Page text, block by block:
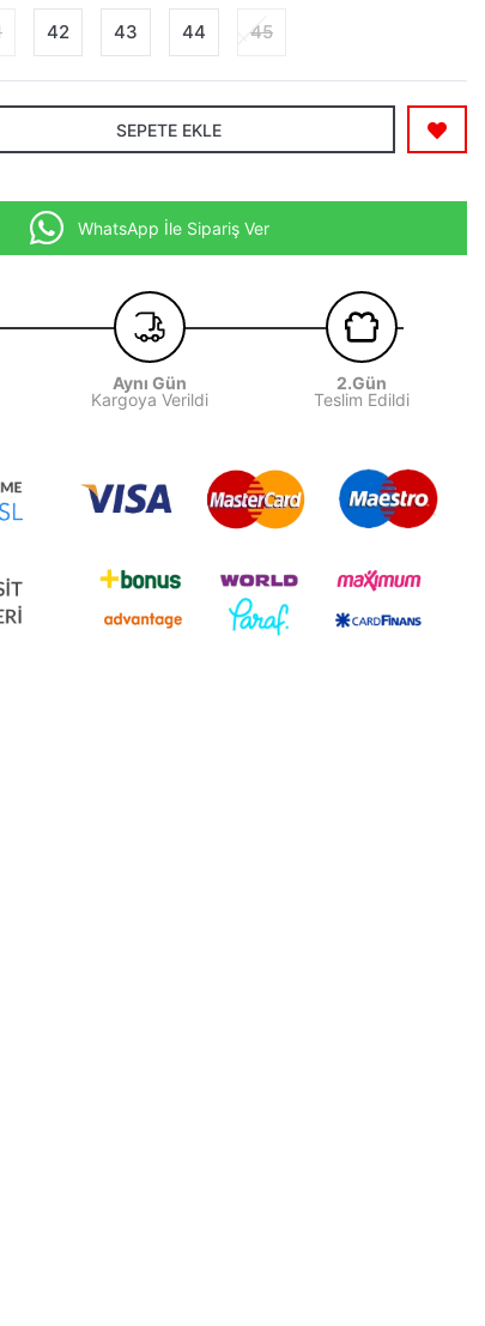
42 43 44 45
SEPETE EKLE
WhatsApp İle Sipariş Ver
Aynı Gün
Kargoya Verildi
2.Gün
Teslim Edildi